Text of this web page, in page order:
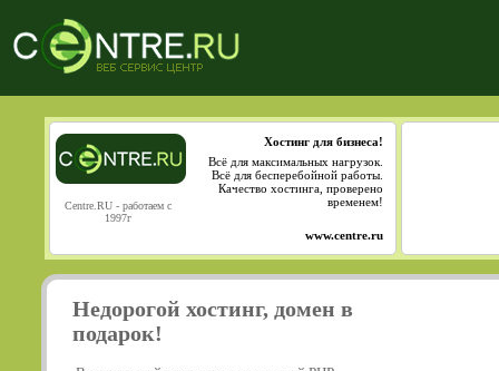
Centre.RU - работаем с
1997г
Хостинг для бизнеса!
Всё для максимальных нагрузок.
Всё для бесперебойной работы.
Качество хостинга, проверено
временем!
www.centre.ru
Недорогой хостинг, домен в
подарок!